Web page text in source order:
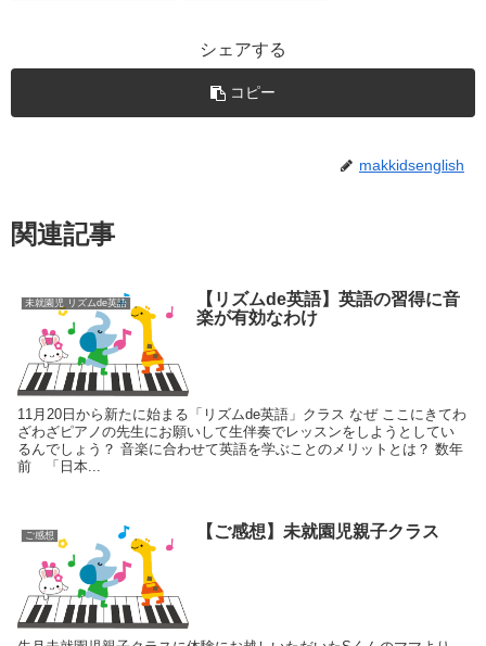
シェアする
コピー
makkidsenglish
関連記事
未就園児 リズムde英語
【リズムde英語】英語の習得に音
楽が有効なわけ
11月20日から新たに始まる「リズムde英語」クラス なぜ ここにきてわ
ざわざピアノの先生にお願いして生伴奏でレッスンをしようとしてい
るんでしょう？ 音楽に合わせて英語を学ぶことのメリットとは？ 数年
前 「日本...
ご感想 【ご感想】未就園児親子クラス